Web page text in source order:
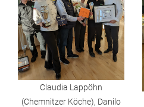
Claudia Lappöhn
(Chemnitzer Köche), Danilo